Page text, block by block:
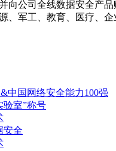
向公司全线数据安全产
、军工、教育、医疗、
中国网络安全能力100强
验室”称号
安全